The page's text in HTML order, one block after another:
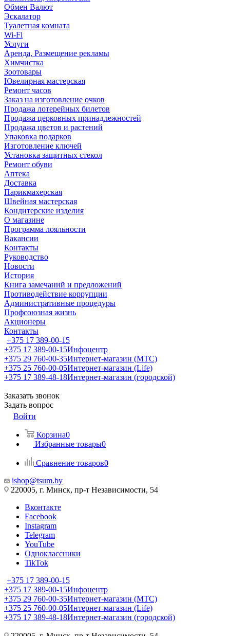
Обмен Валют
Эскалатор
Туалетная комната
Wi-Fi
Услуги
Аренда, Размещение рекламы
Химчистка
Зоотовары
Ювелирная мастерская
Ремонт часов
Заказ на изготовление очков
Продажа лотерейных билетов
Продажа церковных принадлежностей
Продажа цветов и растений
Упаковка подарков
Изготовление ключей
Установка защитных стекол
Ремонт обуви
Аптека
Доставка
Парикмахерская
Швейная мастерская
Кондитерские изделия
О магазине
Программа лояльности
Вакансии
Контакты
Руководство
Новости
История
Книга замечаний и предложений
Противодействие коррупции
Административные процедуры
Профсоюзная жизнь
Акционеры
Контакты
+375 17 389-00-15
+375 17 389-00-15Инфоцентр
+375 29 760-00-35Интернет-магазин (МТС)
+375 25 760-00-05Интернет-магазин (Life)
+375 17 389-48-18Интернет-магазин (городской)
Заказать звонок
Задать вопрос
Войти
Корзина0
Избранные товары0
Сравнение товаров0
ishop@tsum.by
220005, г. Минск, пр-т Независимости, 54
Вконтакте
Facebook
Instagram
Telegram
YouTube
Одноклассники
TikTok
+375 17 389-00-15
+375 17 389-00-15Инфоцентр
+375 29 760-00-35Интернет-магазин (МТС)
+375 25 760-00-05Интернет-магазин (Life)
+375 17 389-48-18Интернет-магазин (городской)